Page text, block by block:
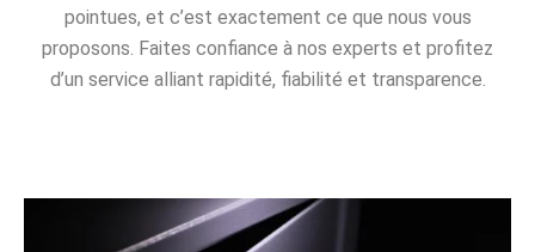
pointues, et c’est exactement ce que nous vous
proposons. Faites confiance à nos experts et profitez
d’un service alliant rapidité, fiabilité et transparence.